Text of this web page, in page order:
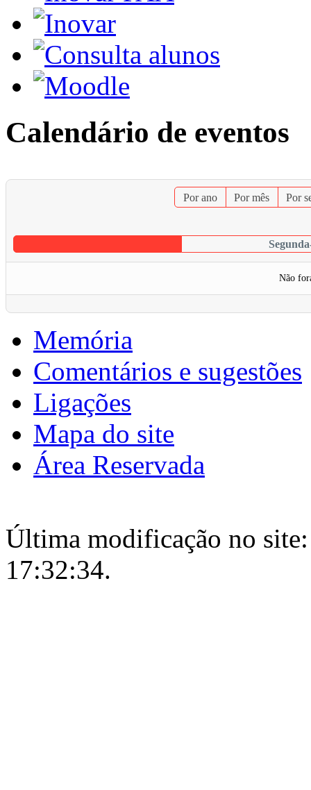
Calendário de eventos
Por ano Por mês Por
Não
Memória
Comentários e sugestões
Ligações
Mapa do site
Área Reservada
Última modificação no
17:32:34.